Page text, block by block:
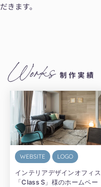
だきます。
Works 制作実績
WEBSITE LOGO
インテリアデザインオフィス
「Class S」様のホームペー